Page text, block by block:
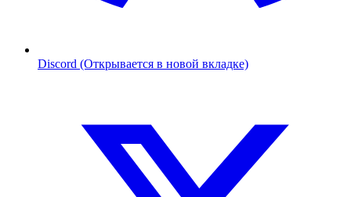
Discord (Открывается в новой вкладке)